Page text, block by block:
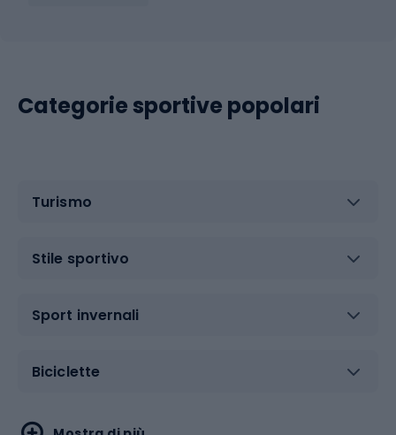
Categorie sportive popolari
Turismo
Stile sportivo
Sport invernali
Biciclette
Sport acquatici
Sport di arti marziali